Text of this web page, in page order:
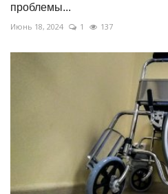
проблемы...
Июнь 18, 2024 1 137